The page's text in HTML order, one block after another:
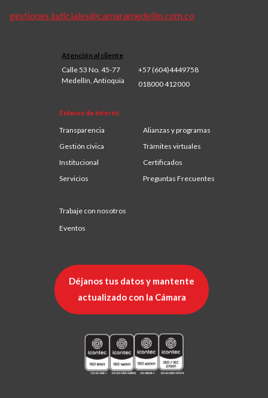
gestiones.judiciales@camaramedellin.com.co
Atención al cliente
Calle 53 No. 45-77
Medellín, Antioquia
+57 (604)4449758
018000 412000
Enlaces de interés
Transparencia
Alianzas y programas
Gestión cívica
Trámites virtuales
Institucional
Certificados
Servicios
Preguntas Frecuentes
Trabaje con nosotros
Eventos
Déjanos tus datos y mantente
actualizado con la Cámara